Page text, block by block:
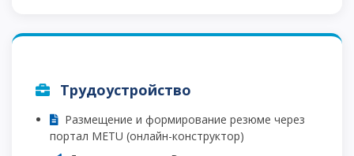
Трудоустройство
Размещение и формирование резюме через
портал METU (онлайн-конструктор)